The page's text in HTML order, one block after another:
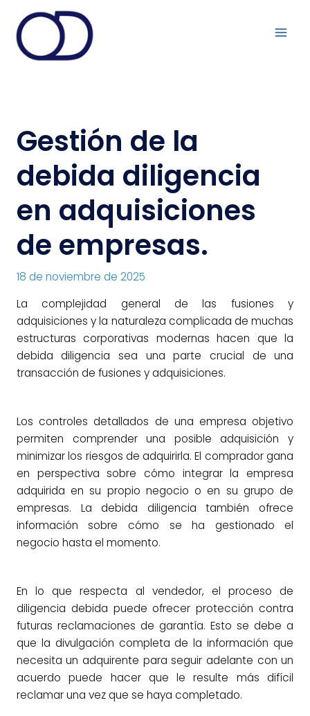
contenido
Gestión de la
debida diligencia
en adquisiciones
de empresas.
18 de noviembre de 2025
La complejidad general de las fusiones y
adquisiciones y la naturaleza complicada de muchas
estructuras corporativas modernas hacen que la
debida diligencia sea una parte crucial de una
transacción de fusiones y adquisiciones.
Los controles detallados de una empresa objetivo
permiten comprender una posible adquisición y
minimizar los riesgos de adquirirla. El comprador gana
en perspectiva sobre cómo integrar la empresa
adquirida en su propio negocio o en su grupo de
empresas. La debida diligencia también ofrece
información sobre cómo se ha gestionado el
negocio hasta el momento.
En lo que respecta al vendedor, el proceso de
diligencia debida puede ofrecer protección contra
futuras reclamaciones de garantía. Esto se debe a
que la divulgación completa de la información que
necesita un adquirente para seguir adelante con un
acuerdo puede hacer que le resulte más difícil
reclamar una vez que se haya completado.